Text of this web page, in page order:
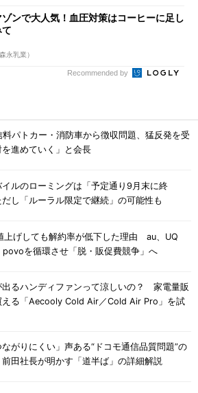
ゾンで大人気！血圧対策はコーヒーに足し
永乳業）
Recommended by
料パトカー・消防車から徴収問題、猛反発を受
を進めていく」と会長
ルのローミングは「予定通り9月末に終
し「ルーラル限定で継続」の可能性も
上げしても解約率が低下した理由 au、UQ
povoを循環させ「脱・販促費競争」へ
出るハンディファンって涼しいの？ 家電量販
える「Aecooly Cold Air／Cold Air Pro」を試
ながりにくい」声ある“ドコモ通信品質問題”の
田社長が明かす「道半ば」の詳細解説